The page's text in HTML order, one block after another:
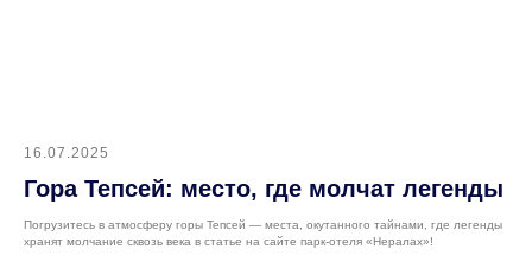
16.07.2025
Гора Тепсей: место, где молчат легенды
Погрузитесь в атмосферу горы Тепсей — места, окутанного тайнами, где легенды
хранят молчание сквозь века в статье на сайте парк-отеля «Нералах»!